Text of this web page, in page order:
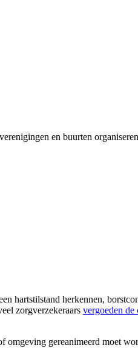
en buurten
hartstilstand herkennen,
zorgverzekeraars vergoeden de
omgeving gereanimeerd moet